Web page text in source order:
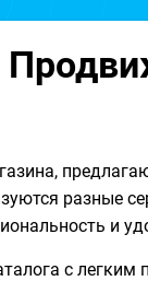
разные
и
с